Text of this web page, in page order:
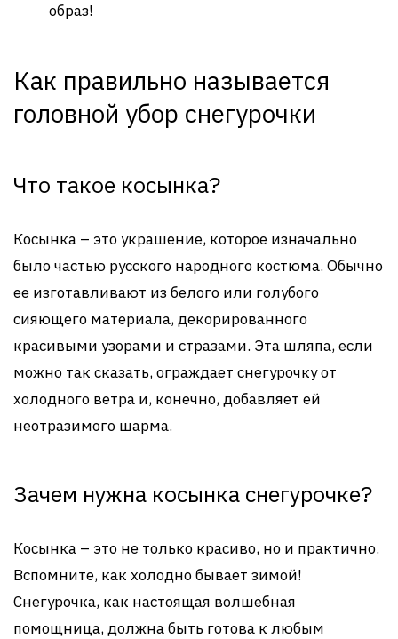
образ!
Как правильно называется
головной убор снегурочки
Что такое косынка?
Косынка – это украшение, которое изначально
было частью русского народного костюма. Обычно
ее изготавливают из белого или голубого
сияющего материала, декорированного
красивыми узорами и стразами. Эта шляпа, если
можно так сказать, ограждает снегурочку от
холодного ветра и, конечно, добавляет ей
неотразимого шарма.
Зачем нужна косынка снегурочке?
Косынка – это не только красиво, но и практично.
Вспомните, как холодно бывает зимой!
Снегурочка, как настоящая волшебная
помощница, должна быть готова к любым